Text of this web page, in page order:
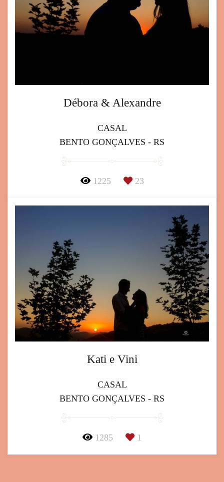
Débora & Alexandre
CASAL
BENTO GONÇALVES - RS
1225 23
Kati e Vini
CASAL
BENTO GONÇALVES - RS
1285 1